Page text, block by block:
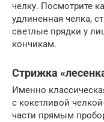
челку. Посмотрите
удлиненная челка,
светлые прядки у
кончикам.
Стрижка
Именно
с кокетливой
части прямым